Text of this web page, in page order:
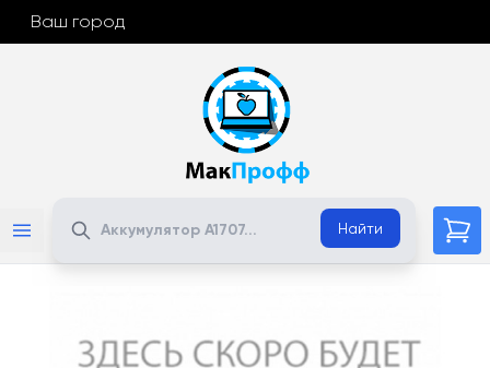
Ваш город
Найти